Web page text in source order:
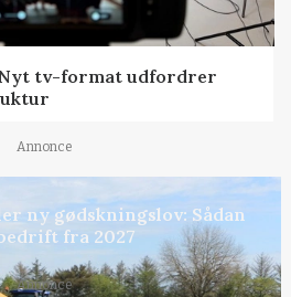
tv-format udfordrer
Annonce
ny gødskningslov: Sådan
fra 2027
Annonce